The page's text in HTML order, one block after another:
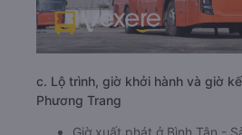
c. Lộ trình, giờ khởi hành và giờ
Phương Trang
Giờ xuất phát ở Bình Tân -